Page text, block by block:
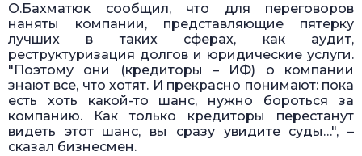
О.Бахматюк сообщил, что для переговоров
наняты компании, представляющие пятерку
лучших в таких сферах, как аудит,
реструктуризация долгов и юридические услуги.
"Поэтому они (кредиторы – ИФ) о компании
знают все, что хотят. И прекрасно понимают: пока
есть хоть какой-то шанс, нужно бороться за
компанию. Как только кредиторы перестанут
видеть этот шанс, вы сразу увидите суды…", –
сказал бизнесмен.